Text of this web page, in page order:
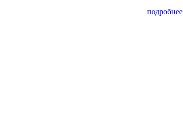
подробнее